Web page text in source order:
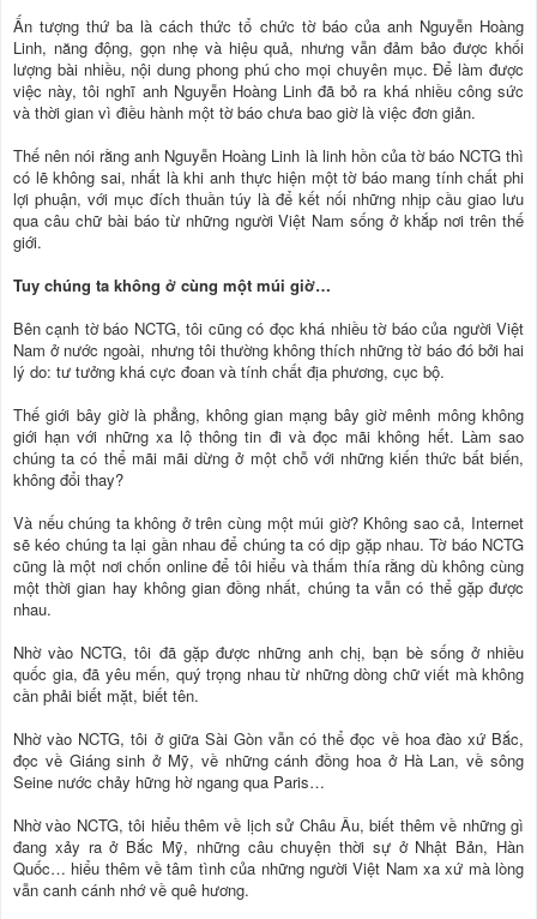
Ấn tượng thứ ba là cách thức tổ chức tờ báo của anh Nguyễn Hoàng
Linh, năng động, gọn nhẹ và hiệu quả, nhưng vẫn đảm bảo được khối
lượng bài nhiều, nội dung phong phú cho mọi chuyên mục. Để làm được
việc này, tôi nghĩ anh Nguyễn Hoàng Linh đã bỏ ra khá nhiều công sức
và thời gian vì điều hành một tờ báo chưa bao giờ là việc đơn giản.
Thế nên nói rằng anh Nguyễn Hoàng Linh là linh hồn của tờ báo NCTG thì
có lẽ không sai, nhất là khi anh thực hiện một tờ báo mang tính chất phi
lợi phuận, với mục đích thuần túy là để kết nối những nhịp cầu giao lưu
qua câu chữ bài báo từ những người Việt Nam sống ở khắp nơi trên thế
giới.
Tuy chúng ta không ở cùng một múi giờ…
Bên cạnh tờ báo NCTG, tôi cũng có đọc khá nhiều tờ báo của người Việt
Nam ở nước ngoài, nhưng tôi thường không thích những tờ báo đó bởi hai
lý do: tư tưởng khá cực đoan và tính chất địa phương, cục bộ.
Thế giới bây giờ là phẳng, không gian mạng bây giờ mênh mông không
giới hạn với những xa lộ thông tin đi và đọc mãi không hết. Làm sao
chúng ta có thể mãi mãi dừng ở một chỗ với những kiến thức bất biến,
không đổi thay?
Và nếu chúng ta không ở trên cùng một múi giờ? Không sao cả, Internet
sẽ kéo chúng ta lại gần nhau để chúng ta có dịp gặp nhau. Tờ báo NCTG
cũng là một nơi chốn online để tôi hiểu và thấm thía rằng dù không cùng
một thời gian hay không gian đồng nhất, chúng ta vẫn có thể gặp được
nhau.
Nhờ vào NCTG, tôi đã gặp được những anh chị, bạn bè sống ở nhiều
quốc gia, đã yêu mến, quý trọng nhau từ những dòng chữ viết mà không
cần phải biết mặt, biết tên.
Nhờ vào NCTG, tôi ở giữa Sài Gòn vẫn có thể đọc về hoa đào xứ Bắc,
đọc về Giáng sinh ở Mỹ, về những cánh đồng hoa ở Hà Lan, về sông
Seine nước chảy hững hờ ngang qua Paris…
Nhờ vào NCTG, tôi hiểu thêm về lịch sử Châu Âu, biết thêm về những gì
đang xảy ra ở Bắc Mỹ, những câu chuyện thời sự ở Nhật Bản, Hàn
Quốc… hiểu thêm về tâm tình của những người Việt Nam xa xứ mà lòng
vẫn canh cánh nhớ về quê hương.